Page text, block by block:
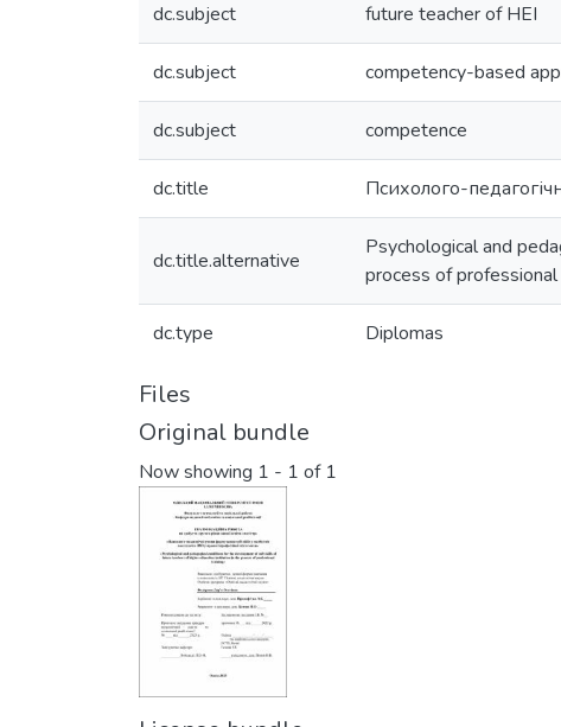
dc.subject future teacher of HEI
dc.subject competency-based
dc.subject competence
dc.title Психолого-
dc.title.alternative
Psychological and
process of professional
dc.type Diplomas
Files
Original bundle
Now showing 1 - 1 of 1